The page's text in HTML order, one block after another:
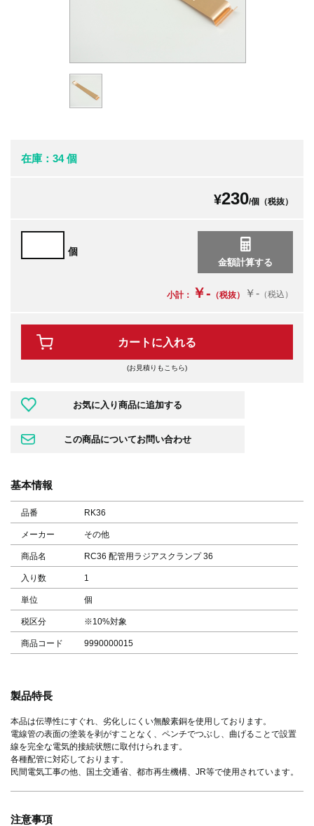
在庫：34 個
¥230/個（税抜）
個
小計： ￥- （税抜） ￥- （税込）
カートに入れる
(お見積りもこちら)
基本情報
品番 RK36
メーカー その他
商品名 RC36 配管用ラジアスクランプ 36
入り数 1
単位 個
税区分 ※10%対象
商品コード 9990000015
製品特長
本品は伝導性にすぐれ、劣化しにくい無酸素銅を使用しております。
電線管の表面の塗装を剥がすことなく、ペンチでつぶし、曲げることで設置
線を完全な電気的接続状態に取付けられます。
各種配管に対応しております。
民間電気工事の他、国土交通省、都市再生機構、JR等で使用されています。
注意事項